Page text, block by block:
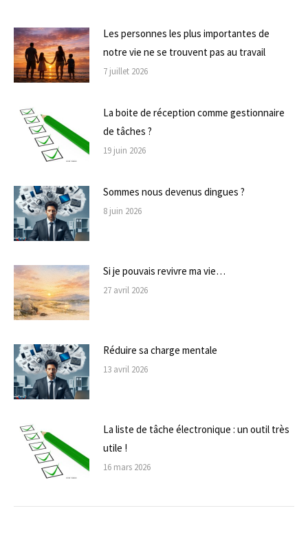
Les personnes les plus importantes de
notre vie ne se trouvent pas au travail
7 juillet 2026
La boite de réception comme gestionnaire
de tâches ?
19 juin 2026
Sommes nous devenus dingues ?
8 juin 2026
Si je pouvais revivre ma vie…
27 avril 2026
Réduire sa charge mentale
13 avril 2026
La liste de tâche électronique : un outil très
utile !
16 mars 2026